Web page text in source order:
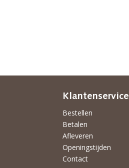
Klantenservice
Bestellen
Betalen
Afleveren
Openingstijden
Contact